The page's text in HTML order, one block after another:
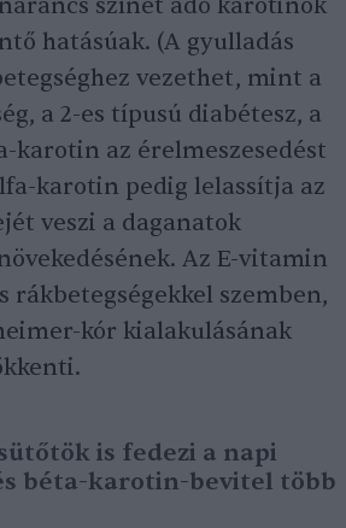
színét adó karotinok
hatásúak. (A gyulladás
vezethet, mint a
a 2-es típusú diabétesz, a
karotin az érelmeszesedést
karotin pedig lelassítja az
veszi a daganatok
Az E-vitamin
rákbetegségekkel szemben,
kór kialakulásának
is fedezi a napi
béta-karotin-bevitel több